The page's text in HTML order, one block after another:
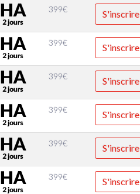
399€ S'inscrire
399€ S'inscrire
399€ S'inscrire
399€ S'inscrire
399€ S'inscrire
399€ S'inscrire